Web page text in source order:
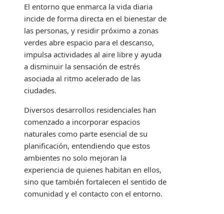
El entorno que enmarca la vida diaria
incide de forma directa en el bienestar de
las personas, y residir próximo a zonas
verdes abre espacio para el descanso,
impulsa actividades al aire libre y ayuda
a disminuir la sensación de estrés
asociada al ritmo acelerado de las
ciudades.
Diversos desarrollos residenciales han
comenzado a incorporar espacios
naturales como parte esencial de su
planificación, entendiendo que estos
ambientes no solo mejoran la
experiencia de quienes habitan en ellos,
sino que también fortalecen el sentido de
comunidad y el contacto con el entorno.